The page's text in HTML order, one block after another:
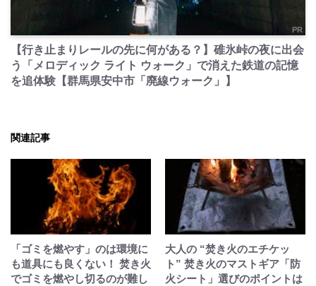
PR
【行き止まりレールの先に何がある？】碓氷峠の夜に出会
う「メロディック ライト ウォーク」で消えた鉄道の記憶
を追体験【群馬県安中市「廃線ウォーク」】
関連記事
「ゴミを燃やす」のは環境に
も道具にも良くない！ 焚き火
でゴミを燃やし切るのが難し
大人の “焚き火のエチケッ
ト” 焚き火のマストギア「防
火シート」選びのポイントは